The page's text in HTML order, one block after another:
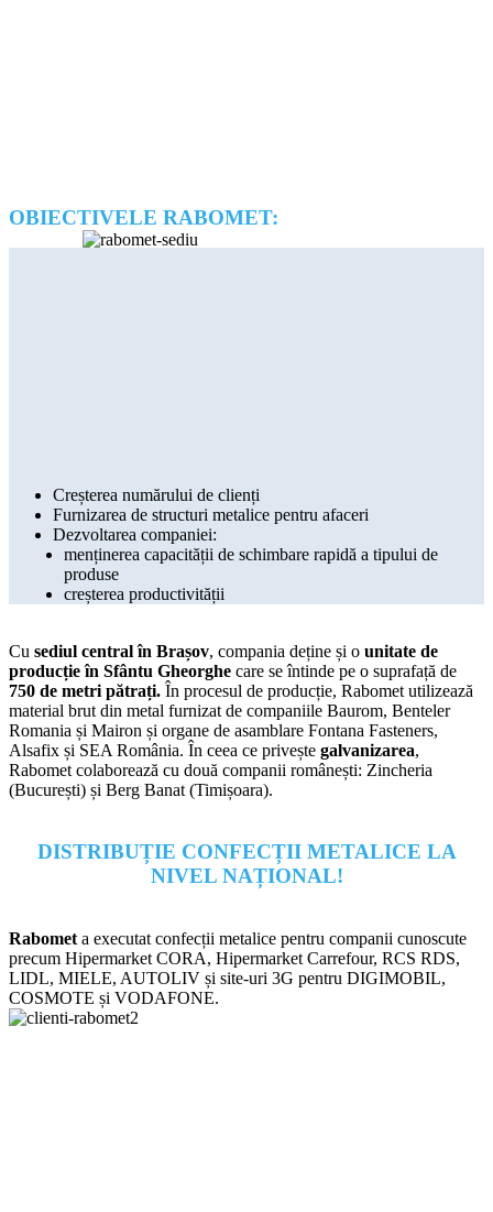
OBIECTIVELE RABOMET:
Creșterea numărului de clienți
Furnizarea de structuri metalice pentru afaceri
Dezvoltarea companiei:
menținerea capacității de schimbare rapidă a tipului de
produse
creșterea productivității
Cu sediul central în Brașov, compania deține și o unitate de
producție în Sfântu Gheorghe care se întinde pe o suprafață de
750 de metri pătrați. În procesul de producție, Rabomet utilizează
material brut din metal furnizat de companiile Baurom, Benteler
Romania și Mairon și organe de asamblare Fontana Fasteners,
Alsafix și SEA România. În ceea ce privește galvanizarea,
Rabomet colaborează cu două companii românești: Zincheria
(București) și Berg Banat (Timișoara).
DISTRIBUȚIE CONFECȚII METALICE LA
NIVEL NAȚIONAL!
Rabomet a executat confecții metalice pentru companii cunoscute
precum Hipermarket CORA, Hipermarket Carrefour, RCS RDS,
LIDL, MIELE, AUTOLIV și site-uri 3G pentru DIGIMOBIL,
COSMOTE și VODAFONE.